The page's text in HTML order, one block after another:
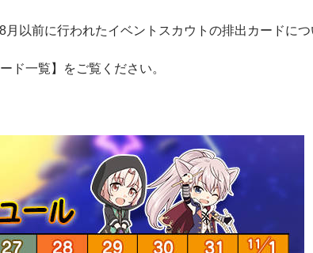
以前に行われたイベントスカウトの排出カードに
ド一覧】をご覧ください。